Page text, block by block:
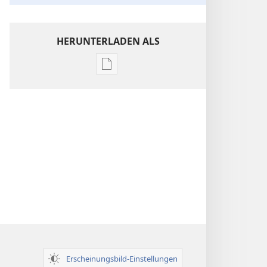
HERUNTERLADEN ALS
Downloadoptionen
Erscheinungsbild-Einstellungen